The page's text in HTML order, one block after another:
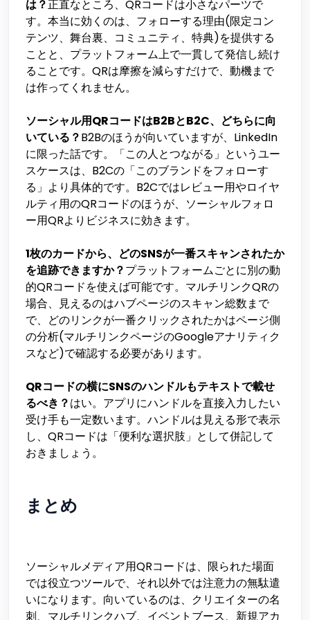
は？正直なところ、QRコードは小さなパーツで
す。本当に効くのは、フォローする理由(限定コン
テンツ、舞台裏、コミュニティ、特典)を提供する
ことと、プラットフォーム上で一貫して発信し続け
ることです。QRは摩擦を減らすだけで、動機まで
は作ってくれません。
ソーシャル用QRコードはB2BとB2C、どちらに向
いている？B2Bのほうが向いていますが、LinkedIn
に限った話です。「この人とつながる」というユー
スケースは、B2Cの「このブランドをフォローす
る」より具体的です。B2Cではレビュー用やロイヤ
ルティ用のQRコードのほうが、ソーシャルフォロ
ー用QRよりビジネスに効きます。
1枚のカードから、どのSNSが一番スキャンされたか
を追跡できますか？プラットフォームごとに別の動
的QRコードを使えば可能です。マルチリンクQRの
場合、見えるのはハブページのスキャン総数まで
で、どのリンクが一番クリックされたかはページ側
の分析(マルチリンクページのGoogleアナリティク
スなど)で確認する必要があります。
QRコードの横にSNSのハンドルもテキストで載せ
るべき？はい。アプリにハンドルを直接入力したい
受け手も一定数います。ハンドルは見える形で表示
し、QRコードは「便利な選択肢」として併記して
おきましょう。
まとめ
ソーシャルメディア用QRコードは、限られた場面
では役立つツールで、それ以外では注意力の無駄遣
いになります。向いているのは、クリエイターの名
刺、マルチリンクハブ、イベントブース、新規アカ